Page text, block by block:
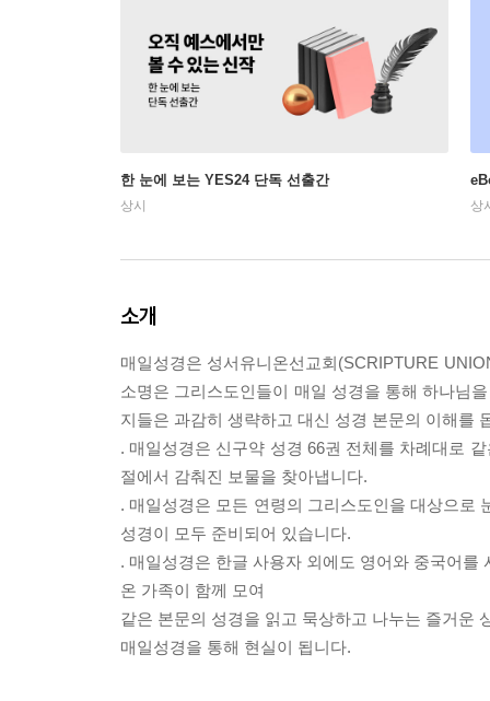
한 눈에 보는 YES24 단독 선출간
상시 상
소개
매일성경은 성서유니온선교회(SCRIPTURE
소명은 그리스도인들이 매일 성경을 통해 하나님
지들은 과감히 생략하고 대신 성경 본문의 이해를
. 매일성경은 신구약 성경 66권 전체를 차례대로
절에서 감춰진 보물을 찾아냅니다.
. 매일성경은 모든 연령의 그리스도인을 대상으로
성경이 모두 준비되어 있습니다.
. 매일성경은 한글 사용자 외에도 영어와 중국어
온 가족이 함께 모여
같은 본문의 성경을 읽고 묵상하고 나누는 즐거운
매일성경을 통해 현실이 됩니다.